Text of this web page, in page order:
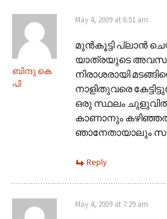
ബിന്ദു കെ
പി
May 4, 2009 at 6:51 am
മുൻ‌കൂട്ടി പ്ലാൻ
യാത്രയുടെ
നിരാശരായി
നാളിതുവരെ
ഒരു സ്ഥലം
കാണാനും
ഞാനേതായാലും
Reply
May 4, 2009 at 7:29 am